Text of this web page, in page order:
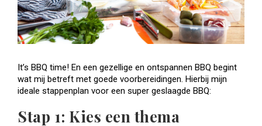
It’s BBQ time! En een gezellige en ontspannen BBQ begint
wat mij betreft met goede voorbereidingen. Hierbij mijn
ideale stappenplan voor een super geslaagde BBQ:
Stap 1: Kies een thema